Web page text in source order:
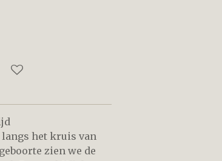
langs het kruis van
zien we de